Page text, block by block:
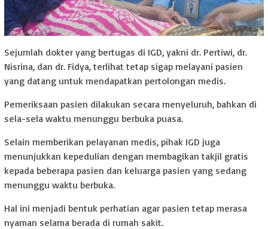
Sejumlah dokter yang bertugas di IGD, yakni dr. Pertiwi, dr.
Nisrina, dan dr. Fidya, terlihat tetap sigap melayani pasien
yang datang untuk mendapatkan pertolongan medis.
Pemeriksaan pasien dilakukan secara menyeluruh, bahkan di
sela-sela waktu menunggu berbuka puasa.
Selain memberikan pelayanan medis, pihak IGD juga
menunjukkan kepedulian dengan membagikan takjil gratis
kepada beberapa pasien dan keluarga pasien yang sedang
menunggu waktu berbuka.
Hal ini menjadi bentuk perhatian agar pasien tetap merasa
nyaman selama berada di rumah sakit.